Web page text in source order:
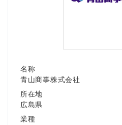
名称
青山商事株式会社
所在地
広島県
業種